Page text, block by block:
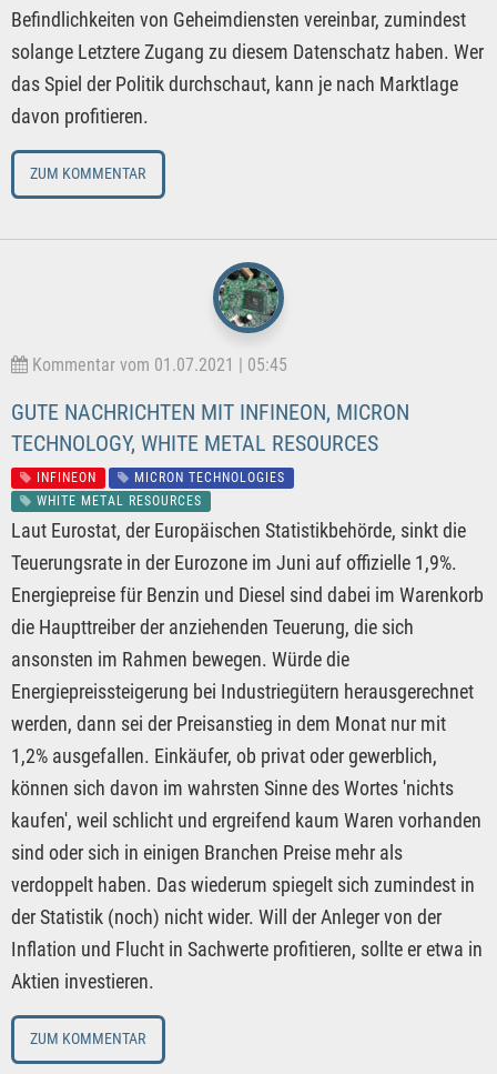
Befindlichkeiten von Geheimdiensten vereinbar, zumindest
solange Letztere Zugang zu diesem Datenschatz haben. Wer
das Spiel der Politik durchschaut, kann je nach Marktlage
davon profitieren.
ZUM KOMMENTAR
Kommentar vom 01.07.2021 | 05:45
GUTE NACHRICHTEN MIT INFINEON, MICRON
TECHNOLOGY, WHITE METAL RESOURCES
INFINEON
MICRON TECHNOLOGIES
WHITE METAL RESOURCES
Laut Eurostat, der Europäischen Statistikbehörde, sinkt die
Teuerungsrate in der Eurozone im Juni auf offizielle 1,9%.
Energiepreise für Benzin und Diesel sind dabei im Warenkorb
die Haupttreiber der anziehenden Teuerung, die sich
ansonsten im Rahmen bewegen. Würde die
Energiepreissteigerung bei Industriegütern herausgerechnet
werden, dann sei der Preisanstieg in dem Monat nur mit
1,2% ausgefallen. Einkäufer, ob privat oder gewerblich,
können sich davon im wahrsten Sinne des Wortes 'nichts
kaufen', weil schlicht und ergreifend kaum Waren vorhanden
sind oder sich in einigen Branchen Preise mehr als
verdoppelt haben. Das wiederum spiegelt sich zumindest in
der Statistik (noch) nicht wider. Will der Anleger von der
Inflation und Flucht in Sachwerte profitieren, sollte er etwa in
Aktien investieren.
ZUM KOMMENTAR